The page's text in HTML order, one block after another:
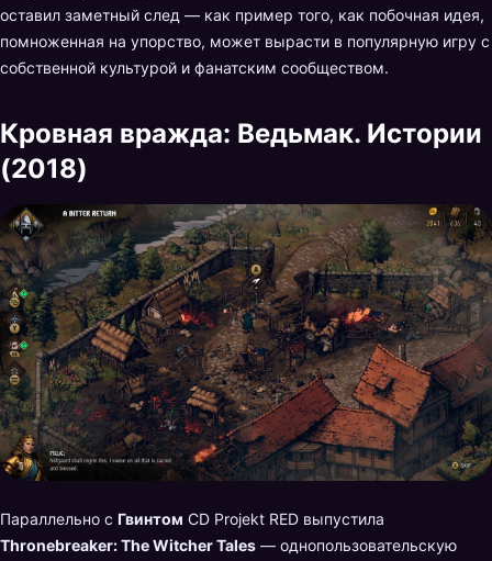
оставил заметный след — как пример того, как побочная идея,
помноженная на упорство, может вырасти в популярную игру с
собственной культурой и фанатским сообществом.
Кровная вражда: Ведьмак. Истории
(2018)
Параллельно с Гвинтом CD Projekt RED выпустила
Thronebreaker: The Witcher Tales — однопользовательскую